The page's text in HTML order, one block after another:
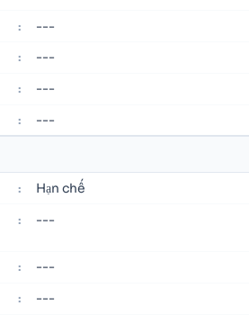
: ---
: ---
: ---
: ---
: Hạn chế
: ---
: ---
: ---